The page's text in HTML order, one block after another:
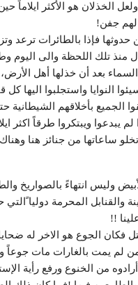
الخذلان هو الأكثر ايلاماً
لهم جفن!
فإذا بالطائرات ترعد
منذ تلك اللحظة والى اليوم
بعد أن خذلها أهل الأرض،
النوايا واستجلبوا اليها كل
الجميع بأخلاقهم الشيطانية
ويبتكروا طرقاً اكثر
ساعاتها من جنائز هنا
وليس انتهاءً بالصواريخ
والقنابل المحرمة دوليا
!!
فكان الجوع هو الاخر له
لم يمت بالغارات مات جوعاً
من الخنوع ورفع رأية